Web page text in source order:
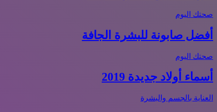
صحتك اليوم
أفضل صابونة للبشرة الجافة
صحتك اليوم
أسماء أولاد جديدة 2019
العناية بالجسم والبشرة